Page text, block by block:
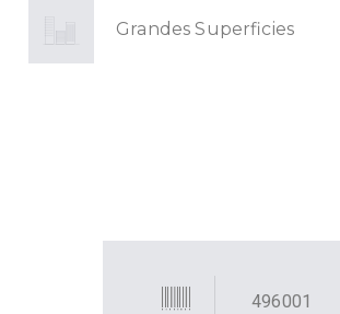
Grandes Superficies
496001